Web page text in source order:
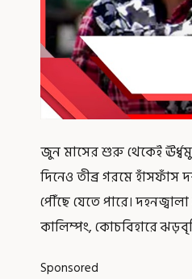
জুন মাসের শুরু থেকেই
দিনেও তীব্র গরমে হাঁসফাঁস
পৌঁছে যেতে পারে।
কালিম্পং, কোচবিহারে
Sponsored